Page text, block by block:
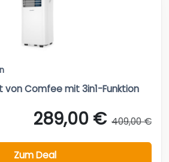
von Comfee mit 3in1-Funktion
289,00 € 409,00 €
Zum Deal